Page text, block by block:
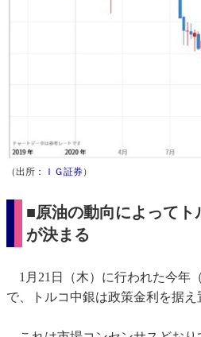
（出所： ＩＧ証券）
■原油の動向によってト
が決まる
1月21日（木）に行われた今年
で、トルコ中銀は政策金利を据え